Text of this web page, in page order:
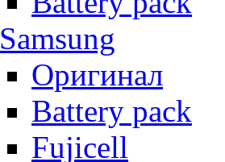
Samsung
Оригинал
Battery pack
Fujicell